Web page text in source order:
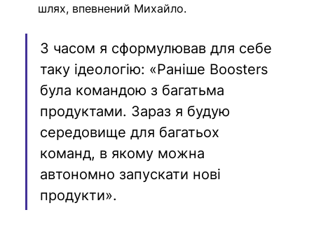
шлях, впевнений Михайло.
З часом я сформулював для себе
таку ідеологію: «Раніше Boosters
була командою з багатьма
продуктами. Зараз я будую
середовище для багатьох
команд, в якому можна
автономно запускати нові
продукти».